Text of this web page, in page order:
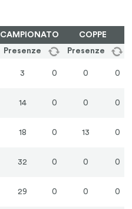
CAMPIONATO
COPPE
Presenze Presenze
3 0 0 0
14 0 0 0
18 0 13 0
32 0 0 0
29 0 0 0